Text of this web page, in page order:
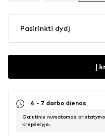
Pasirinkti dydį
Į
4 - 7 darbo dienos
Galutinis numatomas
krepšelyje.